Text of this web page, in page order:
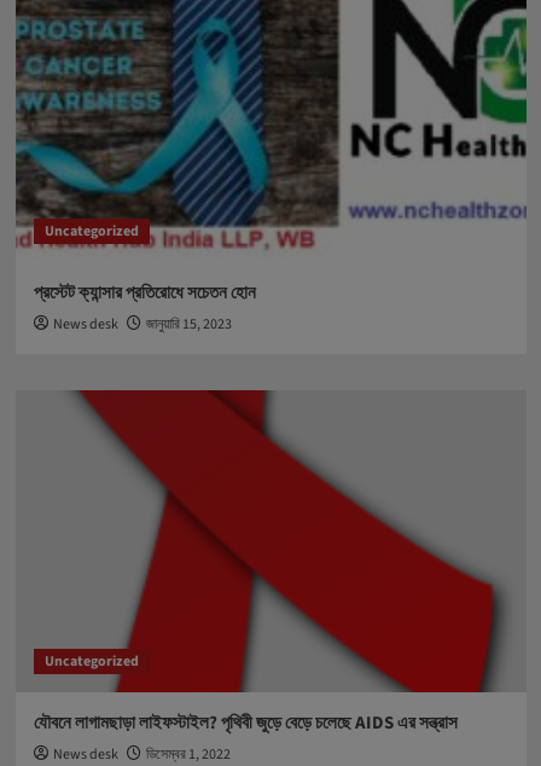
Uncategorized
প্রস্টেট ক্যান্সার প্রতিরোধে সচেতন হোন
News desk জানুয়ারি 15, 2023
Uncategorized
যৌবনে লাগামছাড়া লাইফস্টাইল? পৃথিবী জুড়ে বেড়ে চলেছে AIDS এর সন্ত্রাস
News desk ডিসেম্বর 1, 2022